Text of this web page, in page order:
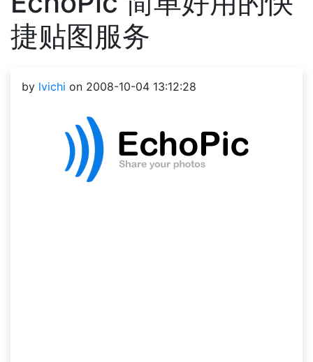
捷贴图服务
by lvichi on 2008-10-04 13:12:28